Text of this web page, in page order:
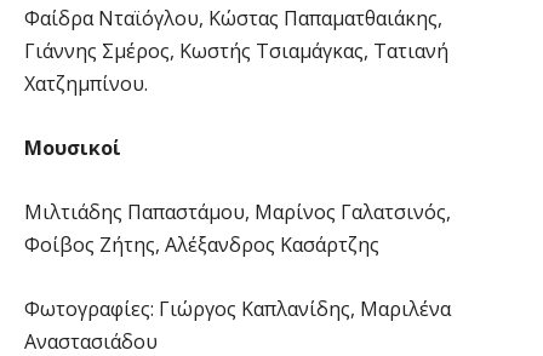
Φαίδρα Νταϊόγλου, Κώστας Παπαματθαιάκης,
Γιάννης Σμέρος, Κωστής Τσιαμάγκας, Τατιανή
Χατζημπίνου.
Μουσικοί
Μιλτιάδης Παπαστάμου, Μαρίνος Γαλατσινός,
Φοίβος Ζήτης, Αλέξανδρος Κασάρτζης
Φωτογραφίες: Γιώργος Καπλανίδης, Μαριλένα
Αναστασιάδου